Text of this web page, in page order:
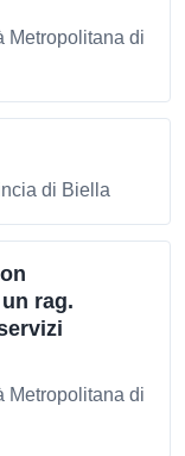
Metropolitana di
di Biella
rag.
Metropolitana di